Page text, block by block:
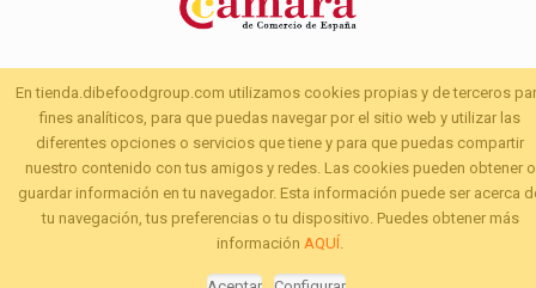
En tienda.dibefoodgroup.com utilizamos cookies propias y de terceros
fines analíticos, para que puedas navegar por el sitio web y utilizar las
diferentes opciones o servicios que tiene y para que puedas compartir
nuestro contenido con tus amigos y redes. Las cookies pueden obtener o
guardar información en tu navegador. Esta información puede ser acerca
tu navegación, tus preferencias o tu dispositivo. Puedes obtener más
información AQUÍ.